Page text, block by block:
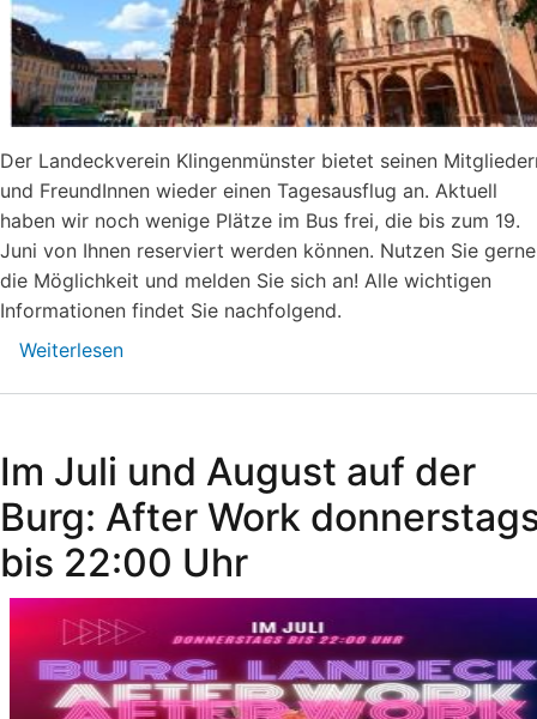
Der Landeckverein Klingenmünster bietet seinen
und FreundInnen wieder einen Tagesausflug an. Aktuell
haben wir noch wenige Plätze im Bus frei, die bis zum 19.
Juni von Ihnen reserviert werden können. Nutzen Sie gerne
die Möglichkeit und melden Sie sich an! Alle wichtigen
Informationen findet Sie nachfolgend.
Weiterlesen
Juli
2026
nach
Freiburg
Im Juli und August auf der
Burg: After Work
bis 22:00 Uhr